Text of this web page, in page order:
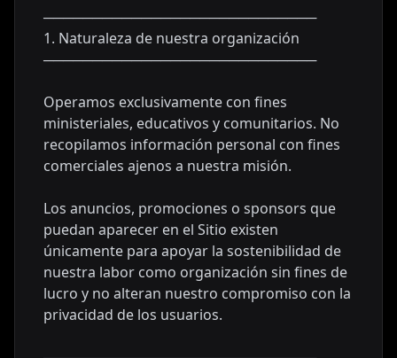
────────────────────────────
1. Naturaleza de nuestra organización
────────────────────────────
Operamos exclusivamente con fines
ministeriales, educativos y comunitarios. No
recopilamos información personal con fines
comerciales ajenos a nuestra misión.
Los anuncios, promociones o sponsors que
puedan aparecer en el Sitio existen
únicamente para apoyar la sostenibilidad de
nuestra labor como organización sin fines de
lucro y no alteran nuestro compromiso con la
privacidad de los usuarios.